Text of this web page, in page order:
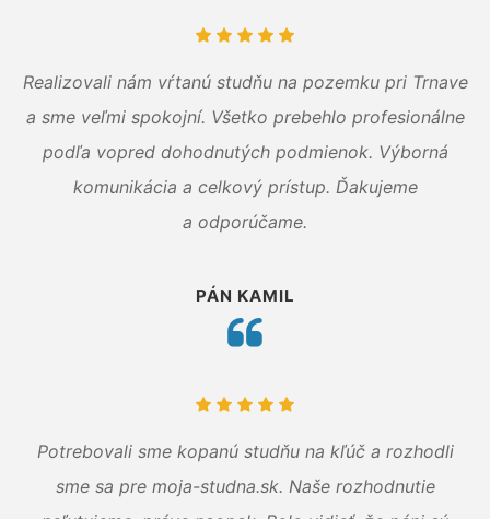
Realizovali nám vŕtanú studňu na pozemku pri Trnave
a sme veľmi spokojní. Všetko prebehlo profesionálne
podľa vopred dohodnutých podmienok. Výborná
komunikácia a celkový prístup. Ďakujeme
a odporúčame.
PÁN KAMIL
Potrebovali sme kopanú studňu na kľúč a rozhodli
sme sa pre moja-studna.sk. Naše rozhodnutie